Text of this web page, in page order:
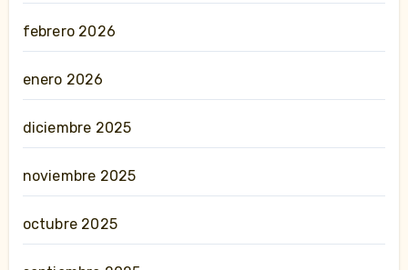
febrero 2026
enero 2026
diciembre 2025
noviembre 2025
octubre 2025